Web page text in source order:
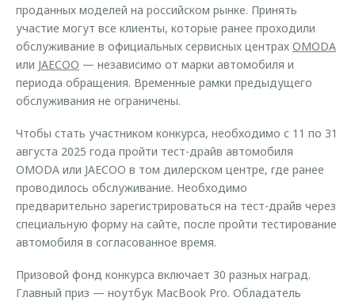
Калькулятор трейд-ин
Оригинальные аксессуары
Запчасти
проданных моделей на российском рынке. Принять
участие могут все клиенты, которые ранее проходили
обслуживание в официальных сервисных центрах OMODA
или JAECOO — независимо от марки автомобиля и
периода обращения. Временные рамки предыдущего
обслуживания не ограничены.
Чтобы стать участником конкурса, необходимо с 11 по 31
августа 2025 года пройти тест-драйв автомобиля
OMODA или JAECOO в том дилерском центре, где ранее
проводилось обслуживание. Необходимо
предварительно зарегистрироваться на тест-драйв через
специальную форму на сайте, после пройти тестирование
автомобиля в согласованное время.
Призовой фонд конкурса включает 30 разных наград.
Главный приз — ноутбук MacBook Pro. Обладатель